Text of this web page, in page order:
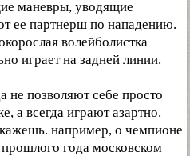
маневры, уводящие
ее партнерш по нападению.
волейболистка
играет на задней линии.
не позволяют себе просто
а всегда играют азартно.
например, о чемпионе
года московском